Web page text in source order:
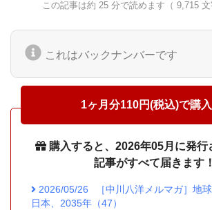
この記事は約 25 分で読めます（ 9,715
これはバックナンバーです
1ヶ月分110円(税込)で購入
購入すると、2026年05月に発行
記事がすべて届きます！
2026/05/26
［中川八洋メルマガ］地
日本、2035年（47）